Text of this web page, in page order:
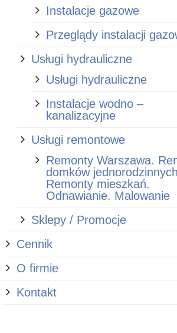
Instalacje gazowe
Przeglądy instalacji
Usługi hydrauliczne
Usługi hydrauliczne
Instalacje wodno –
kanalizacyjne
Usługi remontowe
Remonty Warszawa.
domków
Remonty mieszkań.
Odnawianie. Malowanie
Sklepy / Promocje
Cennik
O firmie
Kontakt